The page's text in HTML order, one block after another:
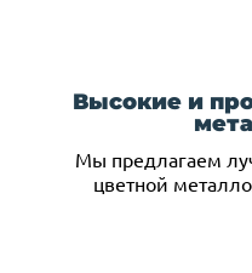
Высокие и
Мы предлагаем
цветной